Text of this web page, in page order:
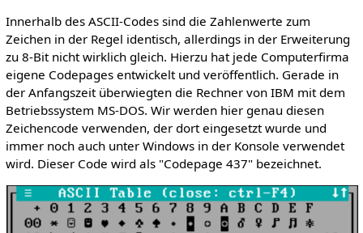
Innerhalb des ASCII-Codes sind die Zahlenwerte zum
Zeichen in der Regel identisch, allerdings in der Erweiterung
zu 8-Bit nicht wirklich gleich. Hierzu hat jede Computerfirma
eigene Codepages entwickelt und veröffentlich. Gerade in
der Anfangszeit überwiegten die Rechner von IBM mit dem
Betriebssystem MS-DOS. Wir werden hier genau diesen
Zeichencode verwenden, der dort eingesetzt wurde und
immer noch auch unter Windows in der Konsole verwendet
wird. Dieser Code wird als "Codepage 437" bezeichnet.